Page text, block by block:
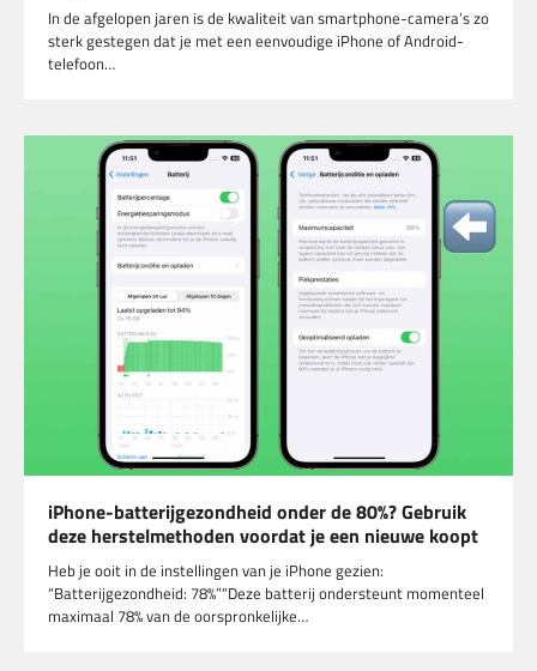
In de afgelopen jaren is de kwaliteit van smartphone-camera’s zo
sterk gestegen dat je met een eenvoudige iPhone of Android-
telefoon…
iPhone-batterijgezondheid onder de 80%? Gebruik
deze herstelmethoden voordat je een nieuwe koopt
Heb je ooit in de instellingen van je iPhone gezien:
“Batterijgezondheid: 78%”“Deze batterij ondersteunt momenteel
maximaal 78% van de oorspronkelijke…